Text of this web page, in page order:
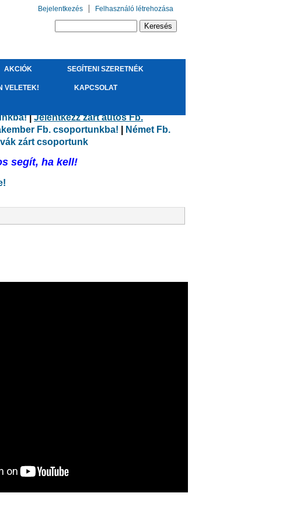
Bejelentkezés Felhasználó létrehozása
AKCIÓK SEGÍTENI SZERETNÉK
VELETEK! KAPCSOLAT
|Jelentkezz zárt autós Fb.
Fb. csoportunkba!
Német Fb.
zárt csoportunk
segít, ha kell!